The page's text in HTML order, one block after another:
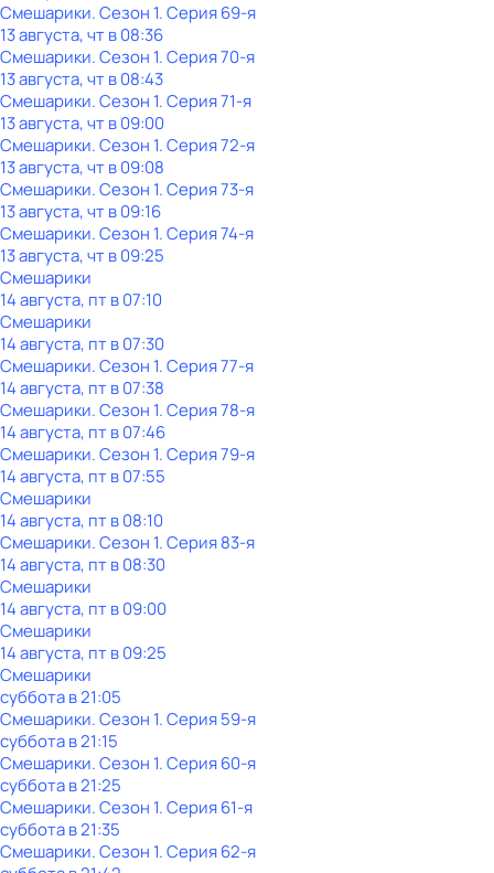
Смешарики. Сезон 1. Серия 69-я
13 августа, чт в 08:36
Смешарики. Сезон 1. Серия 70-я
13 августа, чт в 08:43
Смешарики. Сезон 1. Серия 71-я
13 августа, чт в 09:00
Смешарики. Сезон 1. Серия 72-я
13 августа, чт в 09:08
Смешарики. Сезон 1. Серия 73-я
13 августа, чт в 09:16
Смешарики. Сезон 1. Серия 74-я
13 августа, чт в 09:25
Смешарики
14 августа, пт в 07:10
Смешарики
14 августа, пт в 07:30
Смешарики. Сезон 1. Серия 77-я
14 августа, пт в 07:38
Смешарики. Сезон 1. Серия 78-я
14 августа, пт в 07:46
Смешарики. Сезон 1. Серия 79-я
14 августа, пт в 07:55
Смешарики
14 августа, пт в 08:10
Смешарики. Сезон 1. Серия 83-я
14 августа, пт в 08:30
Смешарики
14 августа, пт в 09:00
Смешарики
14 августа, пт в 09:25
Смешарики
субботав21:05
Смешарики. Сезон 1. Серия 59-я
субботав21:15
Смешарики. Сезон 1. Серия 60-я
субботав21:25
Смешарики. Сезон 1. Серия 61-я
субботав21:35
Смешарики. Сезон 1. Серия 62-я